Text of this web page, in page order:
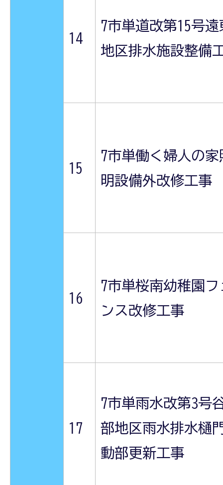
14
7市単道改第15号遠
地区排水施設整備
15
7市単働く婦人の家
明設備外改修工事
16
7市単桜南幼稚園フ
ンス改修工事
17
7市単雨水改第3号
部地区雨水排水樋
動部更新工事